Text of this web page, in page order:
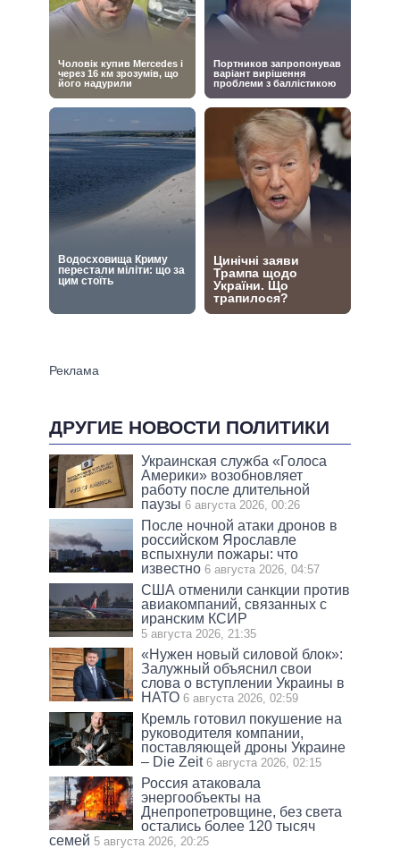
ДРУГИЕ НОВОСТИ ПОЛИТИКИ
Украинская служба «Голоса
Америки» возобновляет
работу после длительной
паузы 6 августа 2026, 00:26
После ночной атаки дронов в
российском Ярославле
вспыхнули пожары: что
известно 6 августа 2026, 04:57
США отменили санкции против
авиакомпаний, связанных с
иранским КСИР
5 августа 2026, 21:35
«Нужен новый силовой блок»:
Залужный объяснил свои
слова о вступлении Украины в
НАТО 6 августа 2026, 02:59
Кремль готовил покушение на
руководителя компании,
поставляющей дроны Украине
– Die Zeit 6 августа 2026, 02:15
Россия атаковала
энергообъекты на
Днепропетровщине, без света
остались более 120 тысяч
семей 5 августа 2026, 20:25